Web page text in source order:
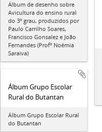
Álbum de desenho sobre
Avicultura do ensino rural
do 3º grau, produzidos por
Paulo Carrilho Soares,
Francisco Gonsalez e João
Fernandes (Profº Noêmia
Saraiva)
Álbum Grupo Escolar
Rural do Butantan
Álbum Grupo Escolar Rural
do Butantan